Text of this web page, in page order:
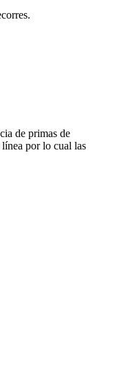
de primas de
por lo cual las